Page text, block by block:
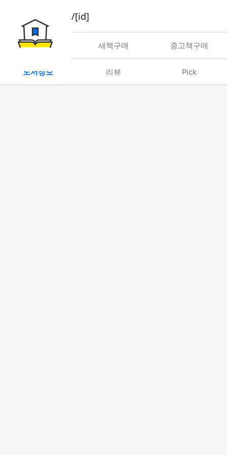
book/rent/[id]
대여 새책구매 중고책구매
도서정보 리뷰 Pick